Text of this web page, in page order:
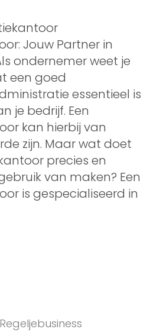
Jouw Partner in
ondernemer weet je
een goed
essentieel is
je bedrijf. Een
kan hierbij van
zijn. Maar wat doet
precies en
van maken? Een
is gespecialiseerd in
Regeljebusiness